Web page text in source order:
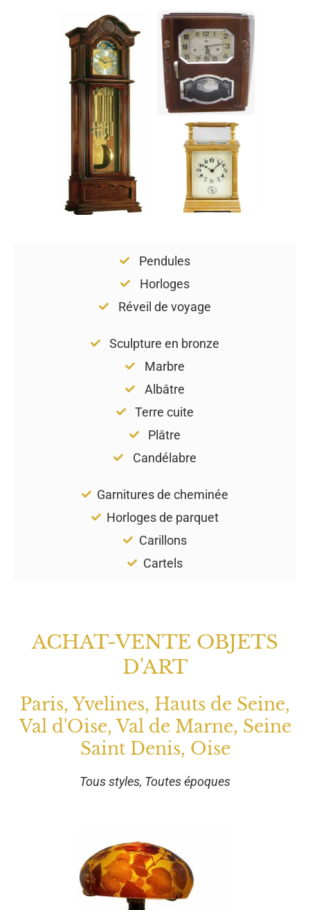
Pendules
Horloges
Réveil de voyage
Sculpture en bronze
Marbre
Albâtre
Terre cuite
Plâtre
Candélabre
Garnitures de cheminée
Horloges de parquet
Carillons
Cartels
ACHAT-VENTE OBJETS
D'ART
Paris, Yvelines, Hauts de Seine,
Val d'Oise, Val de Marne, Seine
Saint Denis, Oise
Tous styles, Toutes époques